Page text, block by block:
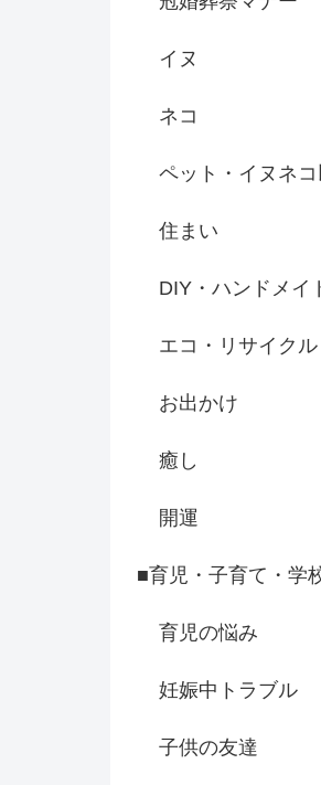
イヌ
ネコ
ペット・イヌネ
住まい
DIY・ハンドメイ
エコ・リサイクル
お出かけ
癒し
開運
■育児・子育て・学
育児の悩み
妊娠中トラブル
子供の友達